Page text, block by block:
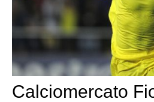
Calciomercato